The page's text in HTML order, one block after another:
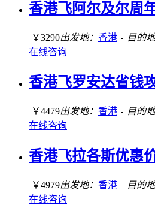
香港飞阿尔及尔周
￥3290出发地： 香港 - 目的地
在线咨询
香港飞罗安达省钱
￥4479出发地： 香港 - 目的地
在线咨询
香港飞拉各斯优惠
￥4979出发地： 香港 - 目的地
在线咨询